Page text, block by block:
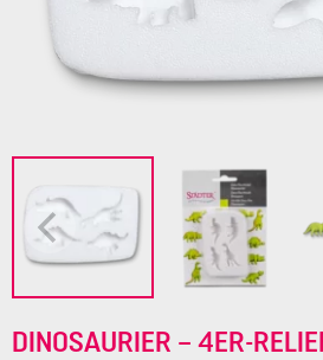
DINOSAURIER – 4ER-